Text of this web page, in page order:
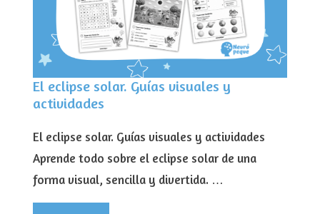
El eclipse solar. Guías visuales y
actividades
El eclipse solar. Guías visuales y actividades
Aprende todo sobre el eclipse solar de una
forma visual, sencilla y divertida. …